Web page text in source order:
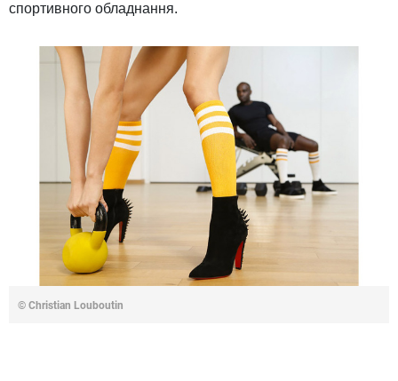
спортивного обладнання.
© Christian Louboutin